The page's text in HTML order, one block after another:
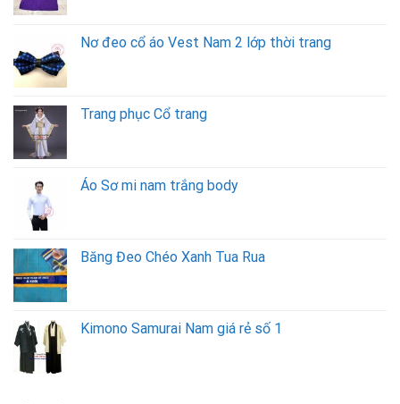
Nơ đeo cổ áo Vest Nam 2 lớp thời trang
Trang phục Cổ trang
Áo Sơ mi nam trắng body
Băng Đeo Chéo Xanh Tua Rua
Kimono Samurai Nam giá rẻ số 1